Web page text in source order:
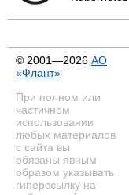
© 2001—2026 АО
«Флант»
При полном или
частичном
использовании
любых материалов
с сайта вы
обязаны явным
образом указывать
гиперссылку на